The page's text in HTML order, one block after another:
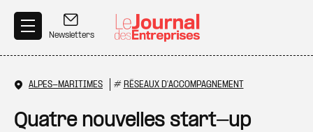
Newsletters
ALPES-MARITIMES # RÉSEAUX D'ACCOMPAGNEMENT
Quatre nouvelles start-up